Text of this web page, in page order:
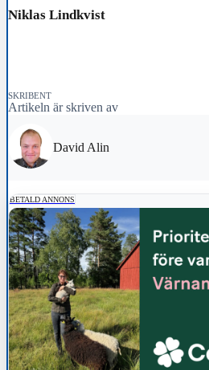
Niklas Lindkvist
SKRIBENT
Artikeln är skriven av
David Alin
BETALD ANNONS